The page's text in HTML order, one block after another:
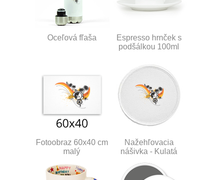
Oceľová fľaša
Espresso hrnček s
podšálkou 100ml
Fotoobraz 60x40 cm
malý
Nažehľovacia
nášivka - Kulatá